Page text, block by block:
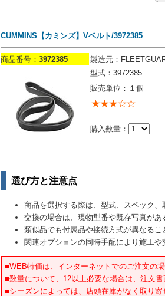
CUMMINS【カミンズ】Vベルト/3972385
商品番号： 3972385
製造元：
型式：3972385
販売単位：１個
購入数量：
選び方と注意点
商品を選択する際は、型式、スペック
交換の場合は、現物型番や既存写真が
類似品でも付属品や接続方式が異なるこ
関連オプションの同時手配により施工
■WEB特価は、インターネットでのご注文の
■数量について、12以上必要な場合は、注文
■シーズンによっては、店頭在庫がなく取り